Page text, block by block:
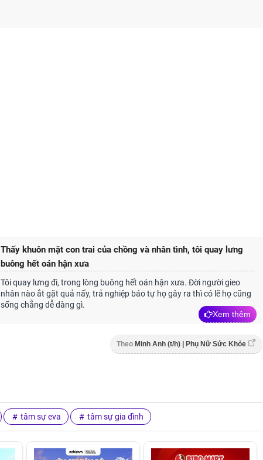
Thấy khuôn mặt con trai của chồng và nhân tình, tôi quay lưng
buông hết oán hận xưa
Tôi quay lưng đi, trong lòng buông hết oán hận xưa. Đời người gieo
nhân nào ắt gặt quả nấy, trả nghiệp báo tự họ gây ra thì có lẽ họ cũng
sống chẳng dễ dàng gì.
Xem thêm
Theo Minh Anh (t/h) | Phụ Nữ Sức Khỏe
tâm sự eva tâm sự gia đình